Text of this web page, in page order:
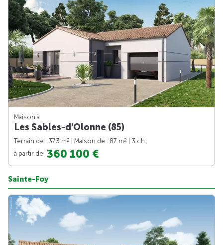
Maison à
Les Sables-d'Olonne (85)
Terrain de : 373 m2 | Maison de : 87 m2
| 3 ch.
à partir de 360 100 €
Sainte-Foy